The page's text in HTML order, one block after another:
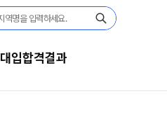
대입합격결과